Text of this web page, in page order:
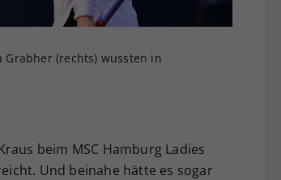
Grabher (rechts) wussten in
beim MSC Hamburg Ladies
Und beinahe hätte es sogar